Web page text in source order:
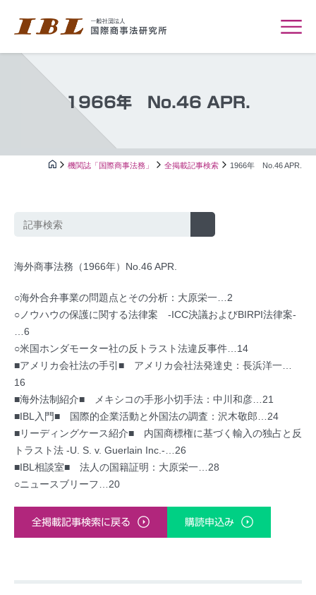
1966年 No.46 APR.
機関誌「国際商事法務」 全掲載記事検索 1966年 No.46 APR.
海外商事法務（1966年）No.46 APR.
○海外合弁事業の問題点とその分析：大原栄一…2
○ノウハウの保護に関する法律案 -ICC決議およびBIRPI法律案-
…6
○米国ホンダモーター社の反トラスト法違反事件…14
■アメリカ会社法の手引■ アメリカ会社法発達史：長浜洋一…
16
■海外法制紹介■ メキシコの手形小切手法：中川和彦…21
■IBL入門■ 国際的企業活動と外国法の調査：沢木敬郎…24
■リーディングケース紹介■ 内国商標権に基づく輸入の独占と反
トラスト法 -U. S. v. Guerlain Inc.-…26
■IBL相談室■ 法人の国籍証明：大原栄一…28
○ニュースブリーフ…20
全掲載記事検索に戻る 購読申込み